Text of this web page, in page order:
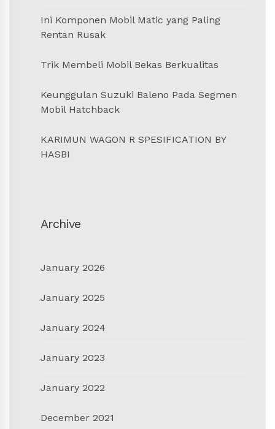
Ini Komponen Mobil Matic yang Paling
Rentan Rusak
Trik Membeli Mobil Bekas Berkualitas
Keunggulan Suzuki Baleno Pada Segmen
Mobil Hatchback
KARIMUN WAGON R SPESIFICATION BY
HASBI
Archive
January 2026
January 2025
January 2024
January 2023
January 2022
December 2021